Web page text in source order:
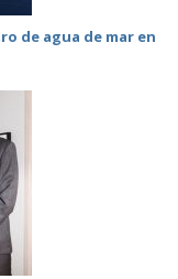
de agua de mar en